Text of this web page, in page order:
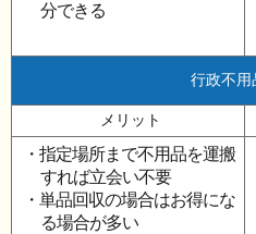
分できる
行政不用
メリット
・指定場所まで不用品を運搬
すれば立会い不要
・単品回収の場合はお得にな
る場合が多い